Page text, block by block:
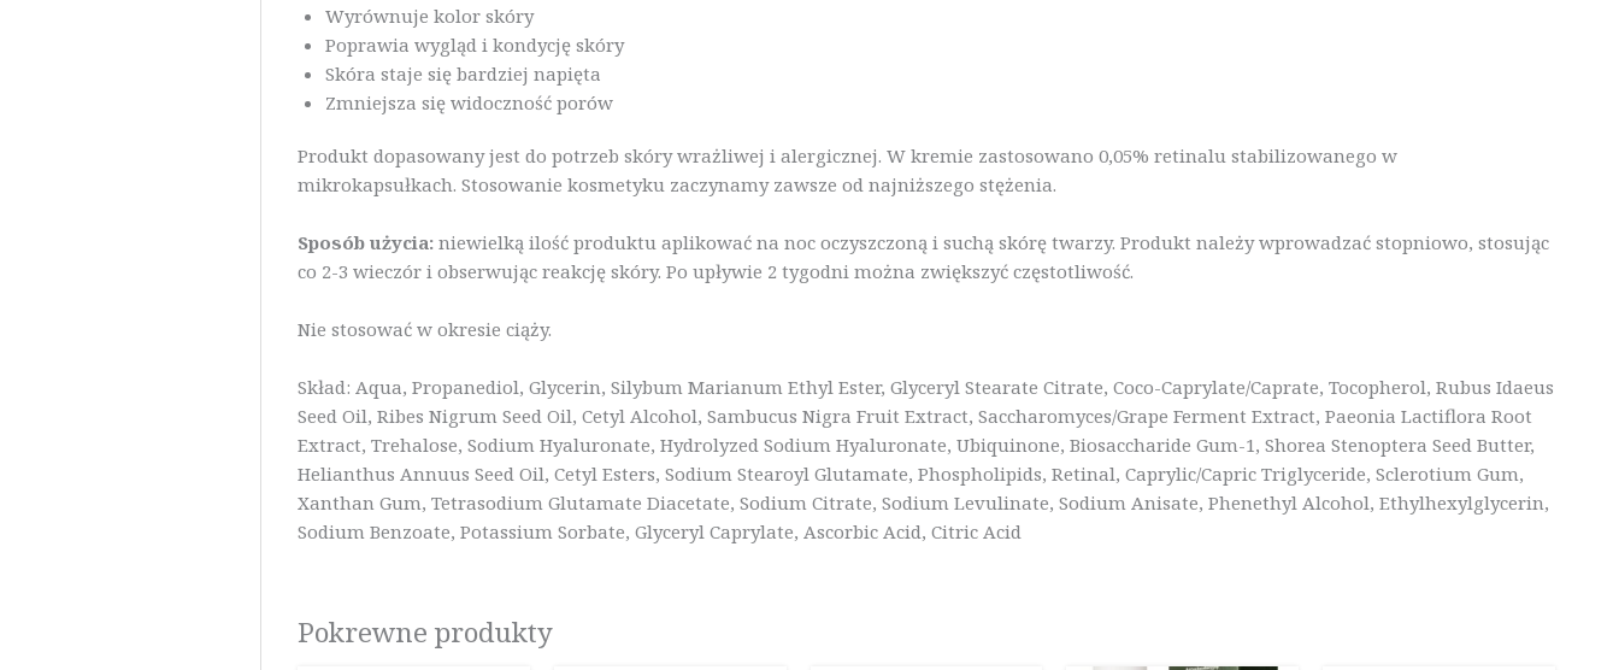
Wyrównuje kolor skóry
Poprawia wygląd i kondycję skóry
Skóra staje się bardziej napięta
Zmniejsza się widoczność porów
Produkt dopasowany jest do potrzeb skóry wrażliwej i alergicznej. W kremie zastosowano 0,05% retinalu stabilizowanego w
mikrokapsułkach. Stosowanie kosmetyku zaczynamy zawsze od najniższego stężenia.
Sposób użycia: niewielką ilość produktu aplikować na noc oczyszczoną i suchą skórę twarzy. Produkt należy wprowadzać stopniowo, stosując
co 2-3 wieczór i obserwując reakcję skóry. Po upływie 2 tygodni można zwiększyć częstotliwość.
Nie stosować w okresie ciąży.
Skład: Aqua, Propanediol, Glycerin, Silybum Marianum Ethyl Ester, Glyceryl Stearate Citrate, Coco-Caprylate/Caprate, Tocopherol, Rubus Idaeus
Seed Oil, Ribes Nigrum Seed Oil, Cetyl Alcohol, Sambucus Nigra Fruit Extract, Saccharomyces/Grape Ferment Extract, Paeonia Lactiflora Root
Extract, Trehalose, Sodium Hyaluronate, Hydrolyzed Sodium Hyaluronate, Ubiquinone, Biosaccharide Gum-1, Shorea Stenoptera Seed Butter,
Helianthus Annuus Seed Oil, Cetyl Esters, Sodium Stearoyl Glutamate, Phospholipids, Retinal, Caprylic/Capric Triglyceride, Sclerotium Gum,
Xanthan Gum, Tetrasodium Glutamate Diacetate, Sodium Citrate, Sodium Levulinate, Sodium Anisate, Phenethyl Alcohol, Ethylhexylglycerin,
Sodium Benzoate, Potassium Sorbate, Glyceryl Caprylate, Ascorbic Acid, Citric Acid
Pokrewne produkty